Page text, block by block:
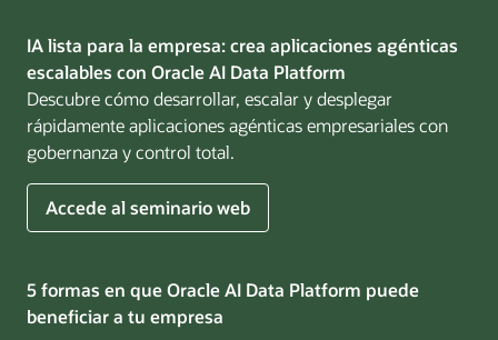
That
Works
for
Business
IA lista para la empresa: crea aplicaciones agénticas
escalables con Oracle AI Data Platform
Descubre cómo desarrollar, escalar y desplegar
rápidamente aplicaciones agénticas empresariales con
gobernanza y control total.
Accede al seminario web
sobre
IA
empresas
5 formas en que Oracle AI Data Platform puede
beneficiar a tu empresa